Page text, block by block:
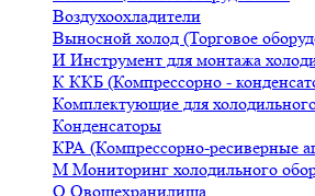
Воздухоохладители
Выносной холод (Торговое
И Инструмент для монтажа
К ККБ (Компрессорно -
Комплектующие для
Конденсаторы
КРА (Компрессорно-ресиверные
М Мониторинг холодильного
О Овощехранилища